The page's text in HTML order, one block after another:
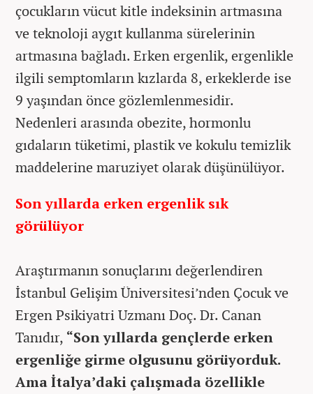
çocukların vücut kitle indeksinin artmasına
ve teknoloji aygıt kullanma sürelerinin
artmasına bağladı. Erken ergenlik, ergenlikle
ilgili semptomların kızlarda 8, erkeklerde ise
9 yaşından önce gözlemlenmesidir.
Nedenleri arasında obezite, hormonlu
gıdaların tüketimi, plastik ve kokulu temizlik
maddelerine maruziyet olarak düşünülüyor.
Son yıllarda erken ergenlik sık
görülüyor
Araştırmanın sonuçlarını değerlendiren
İstanbul Gelişim Üniversitesi’nden Çocuk ve
Ergen Psikiyatri Uzmanı Doç. Dr. Canan
Tanıdır, “Son yıllarda gençlerde erken
ergenliğe girme olgusunu görüyorduk.
Ama İtalya’daki çalışmada özellikle